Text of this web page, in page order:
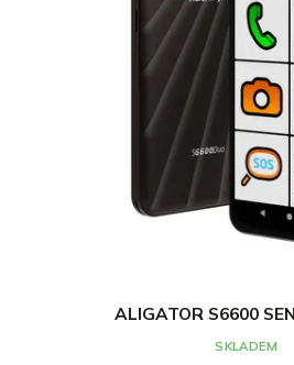
ALIGATOR S6600
SKLADEM